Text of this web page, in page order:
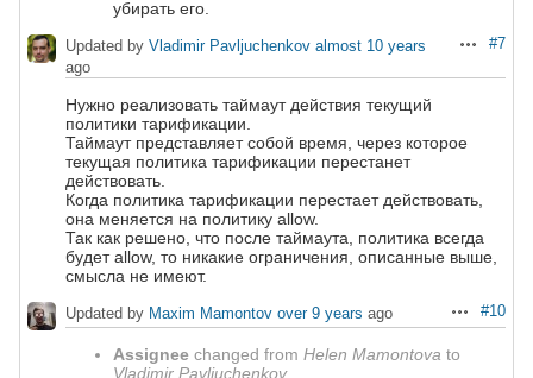
убирать его.
Actions
#7
Updated by Vladimir Pavljuchenkov almost 10 years
ago
Нужно реализовать таймаут действия текущий
политики тарификации.
Таймаут представляет собой время, через которое
текущая политика тарификации перестанет
действовать.
Когда политика тарификации перестает действовать,
она меняется на политику allow.
Так как решено, что после таймаута, политика всегда
будет allow, то никакие ограничения, описанные выше,
смысла не имеют.
Actions
#10
Updated by Maxim Mamontov over 9 years ago
Assignee changed from Helen Mamontova to
Vladimir Pavljuchenkov